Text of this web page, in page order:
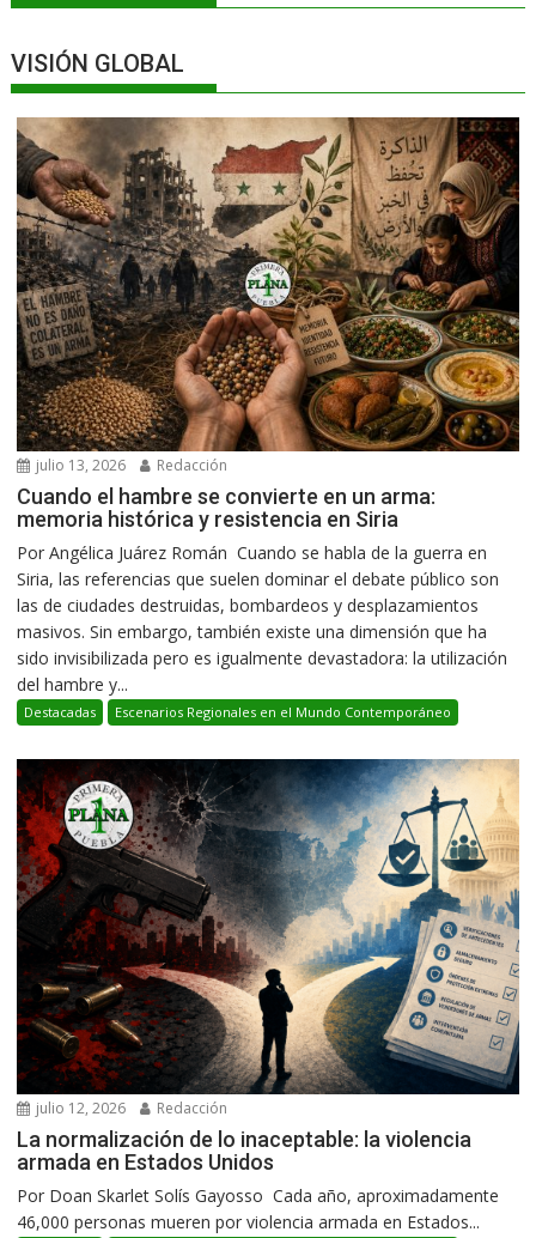
VISIÓN GLOBAL
julio 13, 2026 Redacción
Cuando el hambre se convierte en un arma:
memoria histórica y resistencia en Siria
Por Angélica Juárez Román Cuando se habla de la guerra en
Siria, las referencias que suelen dominar el debate público son
las de ciudades destruidas, bombardeos y desplazamientos
masivos. Sin embargo, también existe una dimensión que ha
sido invisibilizada pero es igualmente devastadora: la utilización
del hambre y...
Destacadas Escenarios Regionales en el Mundo Contemporáneo
julio 12, 2026 Redacción
La normalización de lo inaceptable: la violencia
armada en Estados Unidos
Por Doan Skarlet Solís Gayosso Cada año, aproximadamente
46,000 personas mueren por violencia armada en Estados...